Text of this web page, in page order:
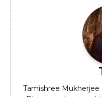
Tamishree